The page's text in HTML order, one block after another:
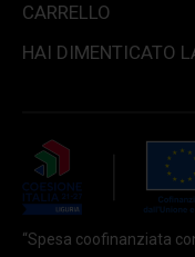
CARRELLO
HAI DIMENTICATO
“Spesa coofinanziata